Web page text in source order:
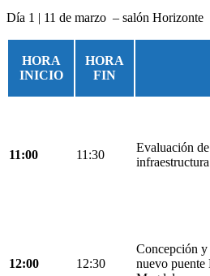
Día 1 | 11 de marzo – salón Horizonte
HORA
INICIO
HORA
FIN
11:00 11:30
Evaluación
infraestructura
12:00 12:30
Concepción
nuevo puente